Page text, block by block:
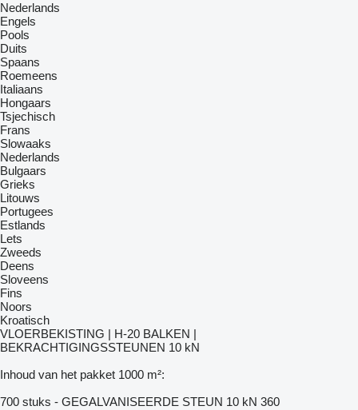
Nederlands
Engels
Pools
Duits
Spaans
Roemeens
Italiaans
Hongaars
Tsjechisch
Frans
Slowaaks
Nederlands
Bulgaars
Grieks
Litouws
Portugees
Estlands
Lets
Zweeds
Deens
Sloveens
Fins
Noors
Kroatisch
VLOERBEKISTING | H-20 BALKEN |
BEKRACHTIGINGSSTEUNEN 10 kN
Inhoud van het pakket 1000 m²:
700 stuks - GEGALVANISEERDE STEUN 10 kN 360